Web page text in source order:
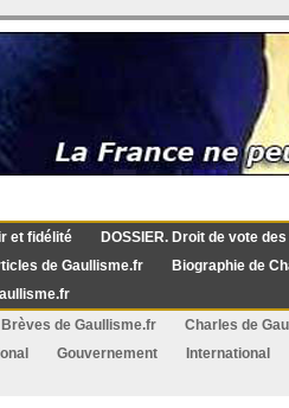
et fidélité
DOSSIER. Droit de vote
de Gaullisme.fr
Biographie de
Brèves de Gaullisme.fr
Charles de
Gouvernement
International